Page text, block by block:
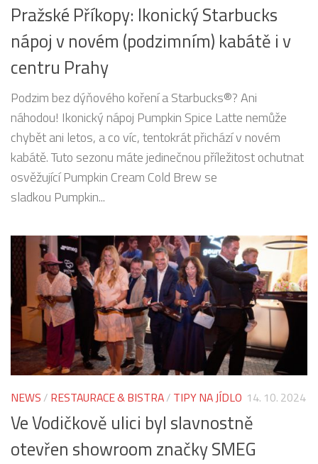
Pražské Příkopy: Ikonický Starbucks
nápoj v novém (podzimním) kabátě i v
centru Prahy
Podzim bez dýňového koření a Starbucks®? Ani
náhodou! Ikonický nápoj Pumpkin Spice Latte nemůže
chybět ani letos, a co víc, tentokrát přichází v novém
kabátě. Tuto sezonu máte jedinečnou příležitost ochutnat
osvěžující Pumpkin Cream Cold Brew se
sladkou Pumpkin...
NEWS / RESTAURACE & BISTRA/ TIPY NA JÍDLO 14. 10. 2024
Ve Vodičkově ulici byl slavnostně
otevřen showroom značky SMEG